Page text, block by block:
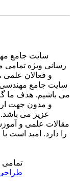
سایت جامع
رسانی ویژه تمامی
و فعالان علمی
سایت جامع مهندسی
می باشیم. هدف ما
و مدون جهت
عزیز می
مقالات علمی و
را دارد. امید است